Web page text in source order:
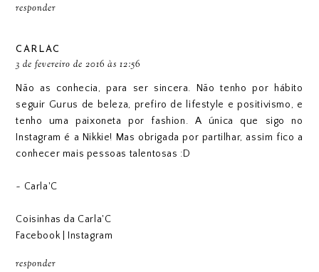
responder
CARLAC
3 de fevereiro de 2016 às 12:56
Não as conhecia, para ser sincera. Não tenho por hábito
seguir Gurus de beleza, prefiro de lifestyle e positivismo, e
tenho uma paixoneta por fashion. A única que sigo no
Instagram é a Nikkie! Mas obrigada por partilhar, assim fico a
conhecer mais pessoas talentosas :D
~ Carla'C
Coisinhas da Carla'C
Facebook |Instagram
responder